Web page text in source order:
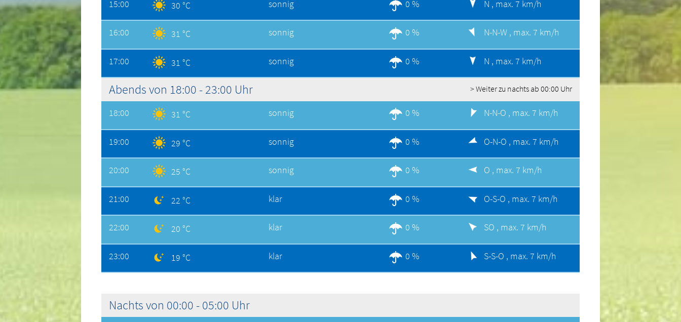
15:00 30 °C sonnig 0 % N , max. 7 km/h
16:00 31 °C sonnig 0 % N-N-W , max. 7 km/h
17:00 31 °C sonnig 0 % N , max. 7 km/h
Abends von 18:00 - 23:00 Uhr > Weiter zu nachts ab 00:00 Uhr
18:00 31 °C sonnig 0 % N-N-O , max. 7 km/h
19:00 29 °C sonnig 0 % O-N-O , max. 7 km/h
20:00 25 °C sonnig 0 % O , max. 7 km/h
21:00 22 °C klar 0 % O-S-O , max. 7 km/h
22:00 20 °C klar 0 % SO , max. 7 km/h
23:00 19 °C klar 0 % S-S-O , max. 7 km/h
Nachts von 00:00 - 05:00 Uhr